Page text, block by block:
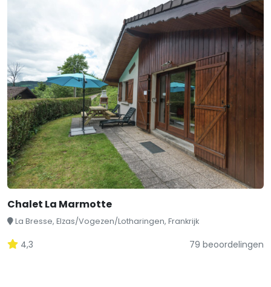
Chalet La Marmotte
La Bresse, Elzas/Vogezen/Lotharingen, Frankrijk
4,3 79 beoordelingen